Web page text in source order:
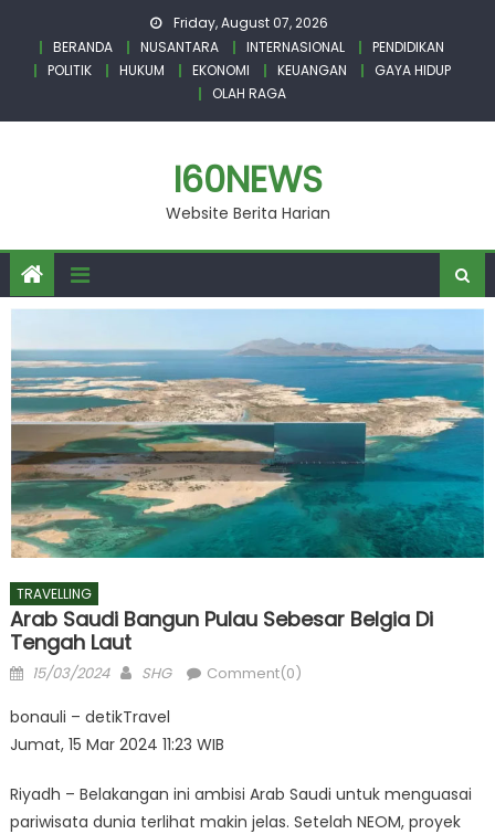
content
Friday, August 07, 2026
BERANDA
NUSANTARA INTERNASIONAL
PENDIDIKAN
POLITIK
HUKUM EKONOMI KEUANGAN
GAYA HIDUP
OLAH RAGA
I60NEWS
Website Berita Harian
TRAVELLING
Arab Saudi Bangun Pulau Sebesar Belgia Di
Tengah Laut
Posted
15/03/2024 Author
SHG Comment(0)
bonauli – detikTravel
Jumat, 15 Mar 2024 11:23 WIB
Riyadh – Belakangan ini ambisi Arab Saudi untuk menguasai
pariwisata dunia terlihat makin jelas. Setelah NEOM, proyek